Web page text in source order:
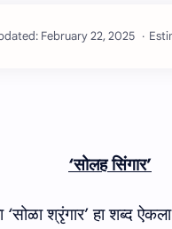
‘सोलह सिंगार’
‘सोळा श्रृंगार’हा शब्द